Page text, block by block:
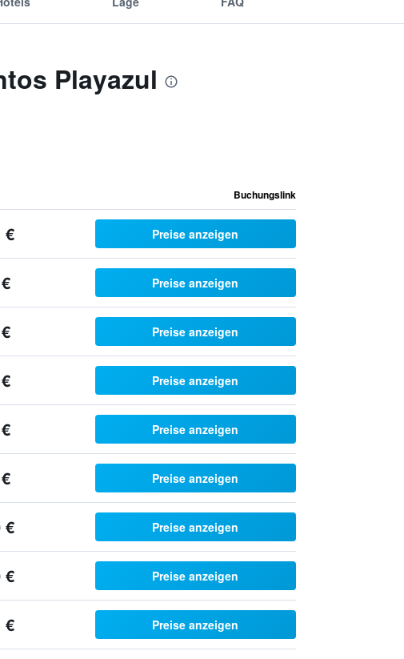
Playazul
Buchungslink
€ Preise anzeigen
Preise anzeigen
Preise anzeigen
Preise anzeigen
Preise anzeigen
Preise anzeigen
€ Preise anzeigen
€ Preise anzeigen
€ Preise anzeigen